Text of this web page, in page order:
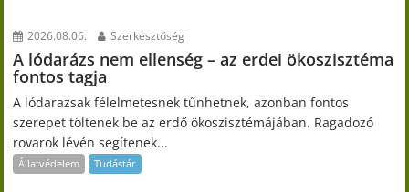
2026.08.06. Szerkesztőség
A lódarázs nem ellenség – az erdei ökoszisztéma
fontos tagja
A lódarazsak félelmetesnek tűnhetnek, azonban fontos
szerepet töltenek be az erdő ökoszisztémájában. Ragadozó
rovarok lévén segítenek...
Állatvédelem Tudástár